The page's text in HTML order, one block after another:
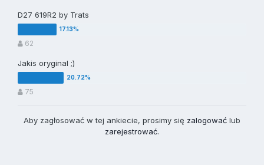
D27 619R2 by Trats
62
Jakis oryginal ;)
75
Aby zagłosować w tej ankiecie, prosimy się zalogować lub
zarejestrować.